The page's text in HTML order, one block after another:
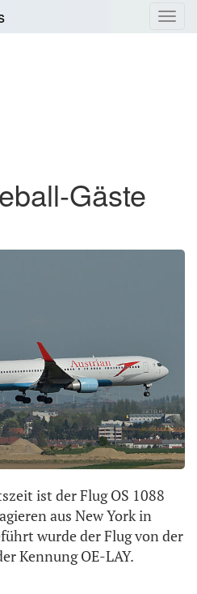
Gäste
ist der Flug OS 1088
aus New York in
wurde der Flug von der
Kennung OE-LAY.